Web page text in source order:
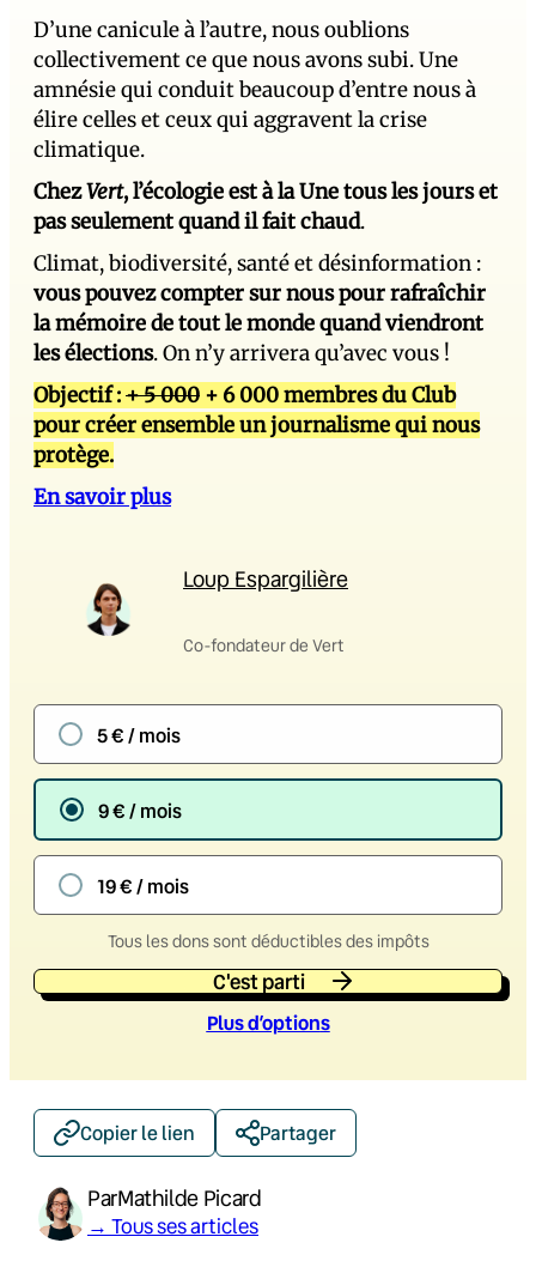
D’une canicule à l’autre, nous oublions
collectivement ce que nous avons subi. Une
amnésie qui conduit beaucoup d’entre nous à
élire celles et ceux qui aggravent la crise
climatique.
ChezVert, l’écologie est à la Une tous les jours et
pas seulement quand il fait chaud.
Climat, biodiversité, santé et désinformation :
vous pouvez compter sur nous pour rafraîchir
la mémoire de tout le monde quand viendront
les élections. On n’y arrivera qu’avec vous !
Objectif :+ 5 000 + 6 000 membres du Club
pour créer ensemble un journalisme qui nous
protège.
En savoir plus
Loup Espargilière
Co-fondateur de Vert
5 € / mois
9 € / mois
19 € / mois
Tous les dons sont déductibles des impôts
C'est parti
Plus d’options
Copier le lien Partager
ParMathilde Picard
→ Tous ses articles